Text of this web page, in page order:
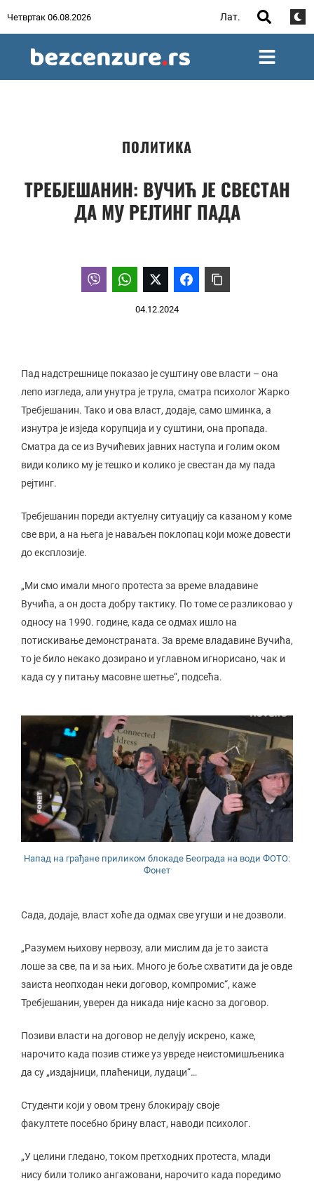
Четвртак 06.08.2026 Лат.
ПОЛИТИКА
ТРЕБЈЕШАНИН: ВУЧИЋ ЈЕ СВЕСТАН
ДА МУ РЕЈТИНГ ПАДА
04.12.2024
Пад надстрешнице показао је суштину ове власти – она
лепо изгледа, али унутра је трула, сматра психолог Жарко
Требјешанин. Тако и ова власт, додаје, само шминка, а
изнутра је изједа корупција и у суштини, она пропада.
Сматра да се из Вучићевих јавних наступа и голим оком
види колико му је тешко и колико је свестан да му пада
рејтинг.
Требјешанин пореди актуелну ситуацију са казаном у коме
све ври, а на њега је наваљен поклопац који може довести
до експлозије.
„Ми смо имали много протеста за време владавине
Вучића, а он доста добру тактику. По томе се разликовао у
односу на 1990. године, када се одмах ишло на
потискивање демонстраната. За време владавине Вучића,
то је било некако дозирано и углавном игнорисано, чак и
када су у питању масовне шетње“, подсећа.
Напад на грађане приликом блокаде Београда на води ФОТО:
Фонет
Сада, додаје, власт хоће да одмах све угуши и не дозволи.
„Разумем њихову нервозу, али мислим да је то заиста
лоше за све, па и за њих. Много је боље схватити да је овде
заиста неопходан неки договор, компромис“, каже
Требјешанин, уверен да никада није касно за договор.
Позиви власти на договор не делују искрено, каже,
нарочито када позив стиже уз увреде неистомишљеника
да су „издајници, плаћеници, лудаци“…
Студенти који у овом трену блокирају своје
факултете посебно брину власт, наводи психолог.
„У целини гледано, током претходних протеста, млади
нису били толико ангажовани, нарочито када поредимо